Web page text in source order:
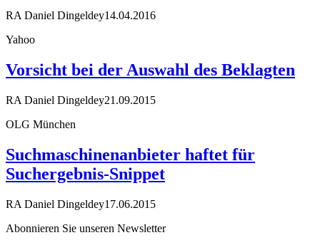
RA Daniel Dingeldey14.04.2016
Yahoo
Vorsicht bei der Auswahl des Beklagten
RA Daniel Dingeldey21.09.2015
OLG München
Suchmaschinenanbieter haftet für
Suchergebnis-Snippet
RA Daniel Dingeldey17.06.2015
Abonnieren Sie unseren Newsletter